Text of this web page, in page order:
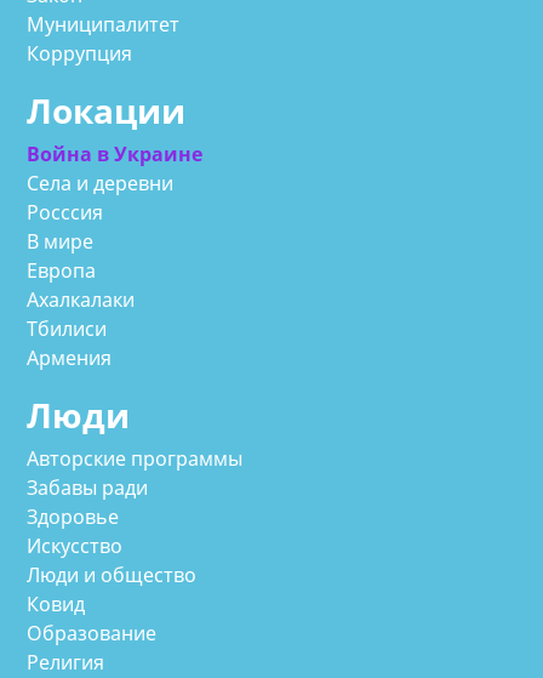
Муниципалитет
Коррупция
Локации
Война в Украине
Села и деревни
Росссия
В мире
Европа
Ахалкалаки
Тбилиси
Армения
Люди
Авторские программы
Забавы ради
Здоровье
Искусство
Люди и общество
Ковид
Образование
Религия